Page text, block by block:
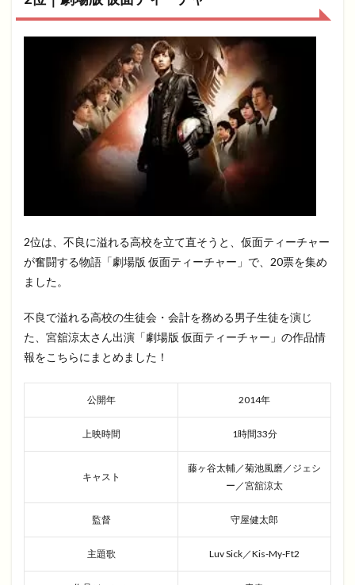
2位は、不良に溢れる高校を立て直そうと、仮面ティーチャー
が奮闘する物語「劇場版 仮面ティーチャー」で、20票を集め
ました。
不良で溢れる高校の生徒会・会計を務める男子生徒を演じ
た、宮舘涼太さん出演「劇場版 仮面ティーチャー」の作品情
報をこちらにまとめました！
公開年 2014年
上映時間 1時間33分
キャスト
藤ヶ谷太輔／菊池風磨／ジェシ
ー／宮舘涼太
監督 守屋健太郎
主題歌 Luv Sick／Kis-My-Ft2